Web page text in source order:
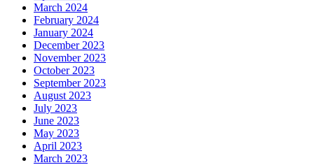
March 2024
February 2024
January 2024
December 2023
November 2023
October 2023
September 2023
August 2023
July 2023
June 2023
May 2023
April 2023
March 2023